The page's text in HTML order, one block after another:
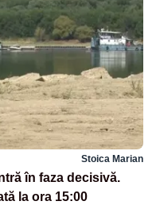
Stoica Marian
în faza decisivă.
la ora 15:00